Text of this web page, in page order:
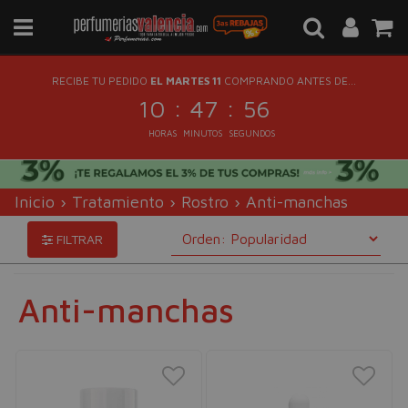
RECIBE TU PEDIDO EL MARTES 11 COMPRANDO ANTES DE...
10 : 47 : 55
HORAS MINUTOS SEGUNDOS
Inicio › Tratamiento › Rostro › Anti-manchas
FILTRAR
Anti-manchas